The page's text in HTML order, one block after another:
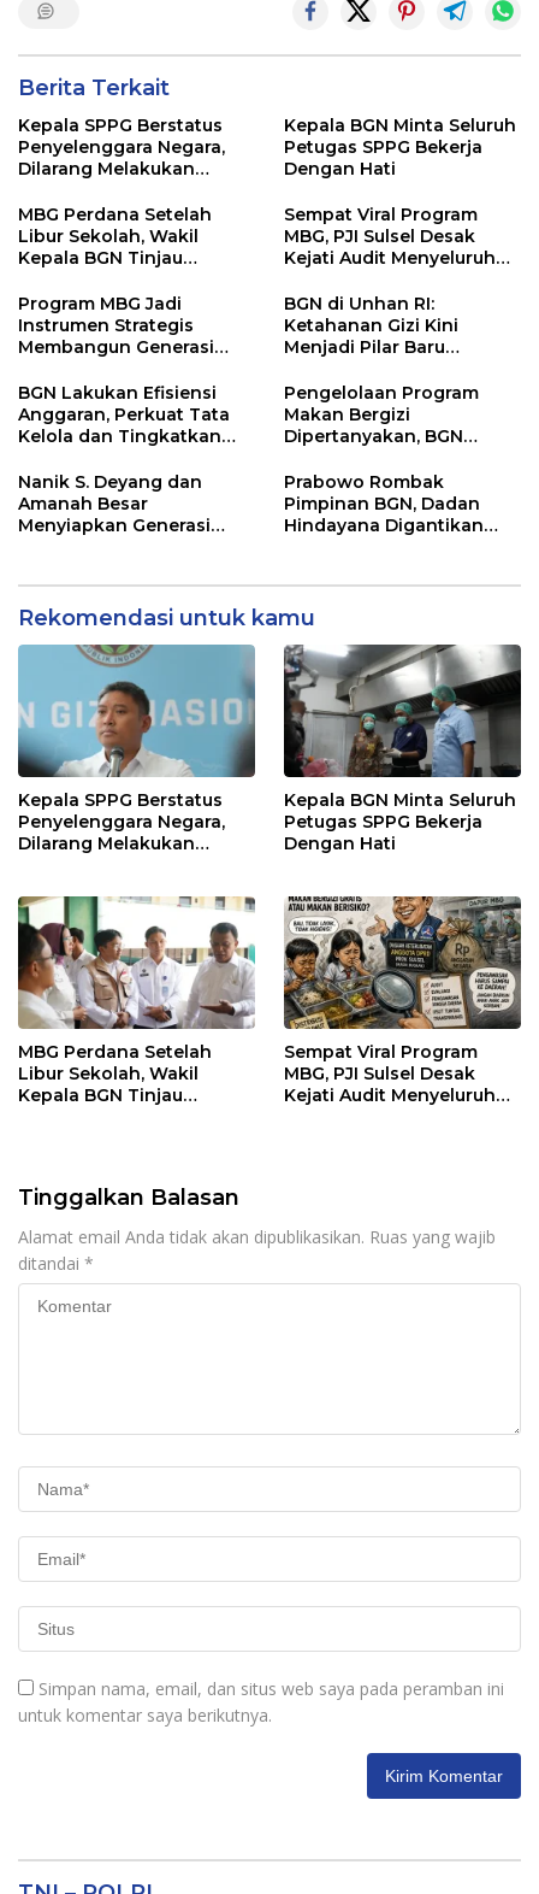
Berita Terkait
Kepala SPPG Berstatus
Penyelenggara Negara,
Dilarang Melakukan
Kepala BGN Minta Seluruh
Petugas SPPG Bekerja
Dengan Hati
MBG Perdana Setelah
Libur Sekolah, Wakil
Kepala BGN Tinjau
MBG di Jakarta Pusat
Sempat Viral Program
MBG, PJI Sulsel Desak
Kejati Audit Menyeluruh
Dugaan Pelaksanaan di
Sinjai, Isu Keterlibatan
Legislator
Program MBG Jadi
Instrumen Strategis
Membangun Generasi
BGN di Unhan RI:
Ketahanan Gizi Kini
Menjadi Pilar Baru
BGN Lakukan Efisiensi
Anggaran, Perkuat Tata
Kelola dan Tingkatkan
Makan Bergizi Gratis
Pengelolaan Program
Makan Bergizi
Dipertanyakan, BGN
Besar
Nanik S. Deyang dan
Amanah Besar
Menyiapkan Generasi
Prabowo Rombak
Pimpinan BGN, Dadan
Hindayana Digantikan
Rekomendasi untuk kamu
Kepala SPPG Berstatus
Penyelenggara Negara,
Dilarang Melakukan
Kepala BGN Minta Seluruh
Petugas SPPG Bekerja
Dengan Hati
MBG Perdana Setelah
Libur Sekolah, Wakil
Kepala BGN Tinjau
Sempat Viral Program
MBG, PJI Sulsel Desak
Kejati Audit Menyeluruh
Tinggalkan Balasan
Alamat email Anda tidak akan dipublikasikan. Ruas yang wajib
ditandai *
Simpan nama, email, dan situs web saya pada peramban ini
untuk komentar saya berikutnya.